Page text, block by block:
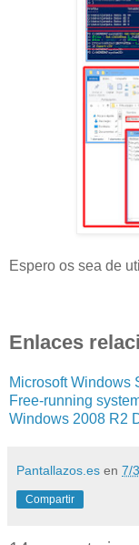
Espero os sea de
Enlaces
Microsoft Windows
Free-running
Windows 2008 R2
Pantallazos.es en 7/
Compartir